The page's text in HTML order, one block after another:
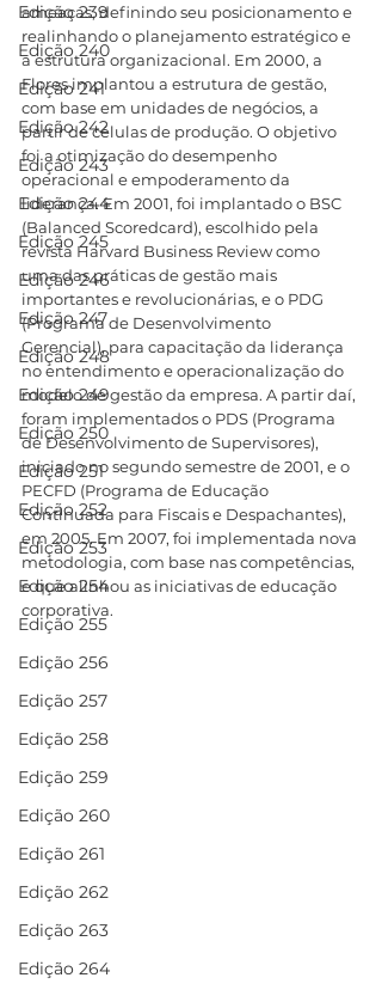
Edição 239
Edição 240
Edição 241
Edição 242
Edição 243
Edição 244
Edição 245
Edição 246
Edição 247
Edição 248
Edição 249
Edição 250
Edição 251
Edição 252
Edição 253
Edição 254
Edição 255
Edição 256
Edição 257
Edição 258
Edição 259
Edição 260
Edição 261
Edição 262
Edição 263
Edição 264
ameaças, definindo seu posicionamento e
realinhando o planejamento estratégico e
a estrutura organizacional. Em 2000, a
Flores implantou a estrutura de gestão,
com base em unidades de negócios, a
partir de células de produção. O objetivo
foi a otimização do desempenho
operacional e empoderamento da
liderança. Em 2001, foi implantado o BSC
(Balanced Scoredcard), escolhido pela
revista Harvard Business Review como
uma das práticas de gestão mais
importantes e revolucionárias, e o PDG
(Programa de Desenvolvimento
Gerencial), para capacitação da liderança
no entendimento e operacionalização do
modelo de gestão da empresa. A partir daí,
foram implementados o PDS (Programa
de Desenvolvimento de Supervisores),
iniciado no segundo semestre de 2001, e o
PECFD (Programa de Educação
Continuada para Fiscais e Despachantes),
em 2005. Em 2007, foi implementada nova
metodologia, com base nas competências,
e que alinhou as iniciativas de educação
corporativa.